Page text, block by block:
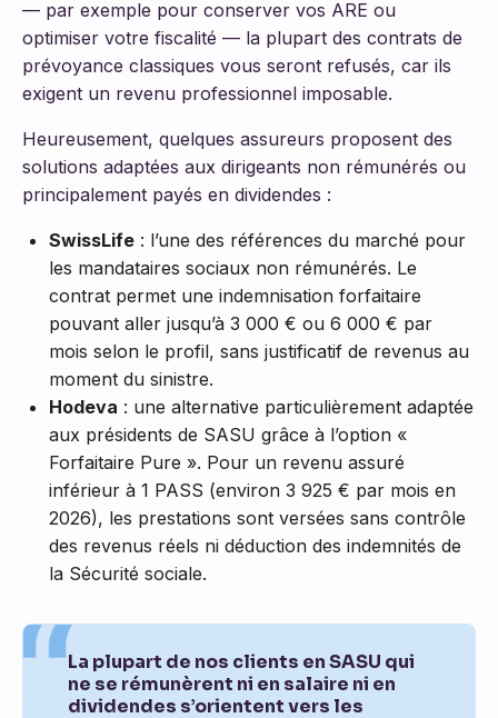
— par exemple pour conserver vos ARE ou
optimiser votre fiscalité — la plupart des contrats de
prévoyance classiques vous seront refusés, car ils
exigent un revenu professionnel imposable.
Heureusement, quelques assureurs proposent des
solutions adaptées aux dirigeants non rémunérés ou
principalement payés en dividendes :
SwissLife : l’une des références du marché pour
les mandataires sociaux non rémunérés. Le
contrat permet une indemnisation forfaitaire
pouvant aller jusqu’à 3 000 € ou 6 000 € par
mois selon le profil, sans justificatif de revenus au
moment du sinistre.
Hodeva : une alternative particulièrement adaptée
aux présidents de SASU grâce à l’option «
Forfaitaire Pure ». Pour un revenu assuré
inférieur à 1 PASS (environ 3 925 € par mois en
2026), les prestations sont versées sans contrôle
des revenus réels ni déduction des indemnités de
la Sécurité sociale.
La plupart de nos clients en SASU qui
ne se rémunèrent ni en salaire ni en
dividendes s’orientent vers les